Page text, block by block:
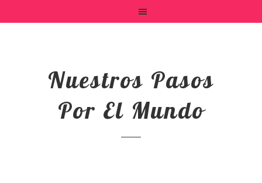
Nuestros Pasos
Por El Mundo